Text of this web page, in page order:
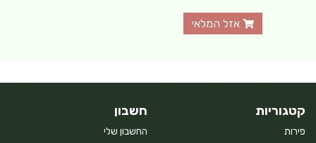
אזל המלאי
קטגוריות
פירות
חשבון
החשבון שלי